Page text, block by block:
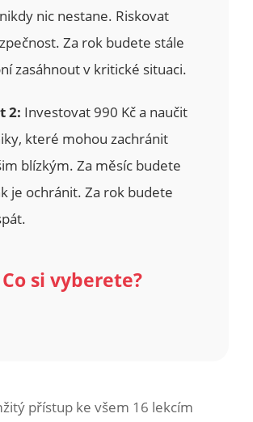
nic nestane. Riskovat
Za rok budete stále
zasáhnout v kritické situaci.
2: Investovat 990 Kč a naučit
které mohou zachránit
blízkým. Za měsíc budete
je ochránit. Za rok budete
Co si vyberete?
přístup ke všem 16 lekcím